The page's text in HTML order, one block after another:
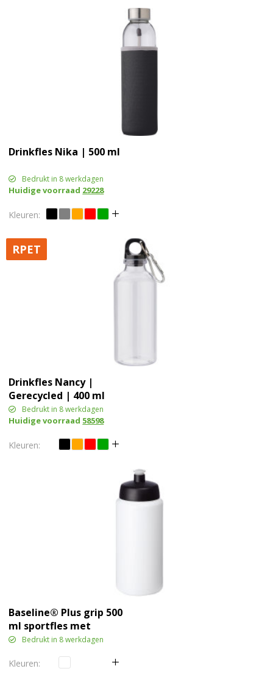
Drinkfles Nika | 500 ml
Bedrukt in 8 werkdagen
Huidige voorraad 29228
RPET
Drinkfles Nancy |
Gerecycled | 400 ml
Bedrukt in 8 werkdagen
Huidige voorraad 58598
Baseline® Plus grip 500
ml sportfles met
sportdeksel
Bedrukt in 8 werkdagen